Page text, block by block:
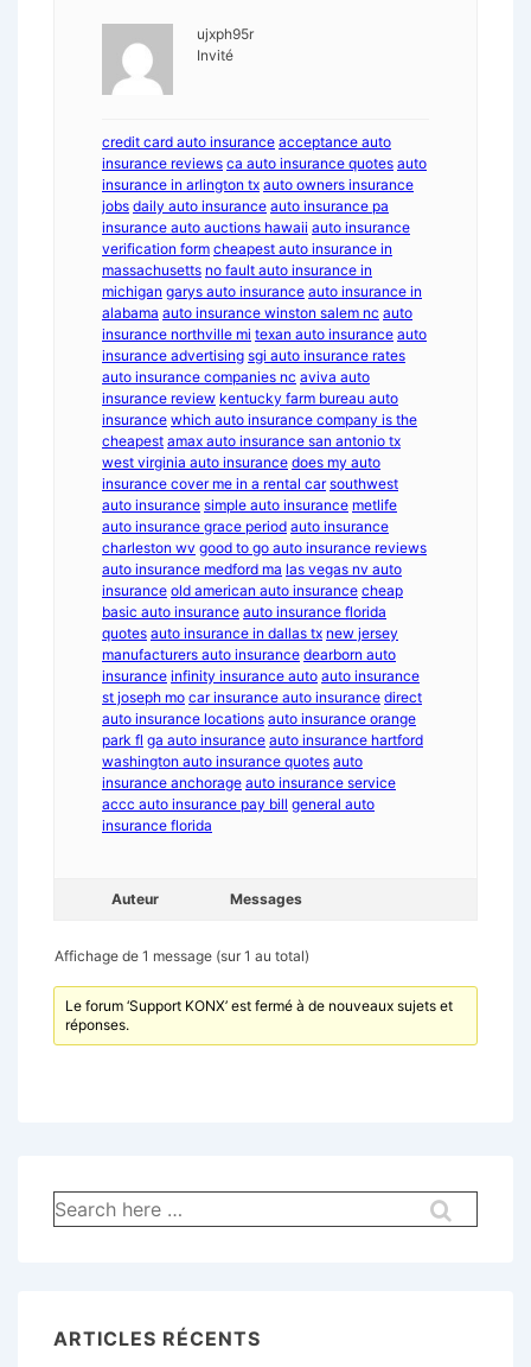
ujxph95r
Invité
credit card auto insurance acceptance auto
insurance reviews ca auto insurance quotes auto
insurance in arlington tx auto owners insurance
jobs daily auto insurance auto insurance pa
insurance auto auctions hawaii auto insurance
verification form cheapest auto insurance in
massachusetts no fault auto insurance in
michigan garys auto insurance auto insurance in
alabama auto insurance winston salem nc auto
insurance northville mi texan auto insurance auto
insurance advertising sgi auto insurance rates
auto insurance companies nc aviva auto
insurance review kentucky farm bureau auto
insurance which auto insurance company is the
cheapest amax auto insurance san antonio tx
west virginia auto insurance does my auto
insurance cover me in a rental car southwest
auto insurance simple auto insurance metlife
auto insurance grace period auto insurance
charleston wv good to go auto insurance reviews
auto insurance medford ma las vegas nv auto
insurance old american auto insurance cheap
basic auto insurance auto insurance florida
quotes auto insurance in dallas tx new jersey
manufacturers auto insurance dearborn auto
insurance infinity insurance auto auto insurance
st joseph mo car insurance auto insurance direct
auto insurance locations auto insurance orange
park fl ga auto insurance auto insurance hartford
washington auto insurance quotes auto
insurance anchorage auto insurance service
accc auto insurance pay bill general auto
insurance florida
Auteur Messages
Affichage de 1 message (sur 1 au total)
Le forum ‘Support KONX’ est fermé à de nouveaux sujets et
réponses.
Recherche
pour:
ARTICLES RÉCENTS